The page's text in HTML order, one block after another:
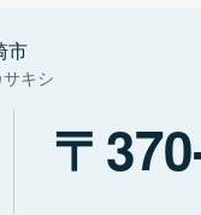
市
サキシ